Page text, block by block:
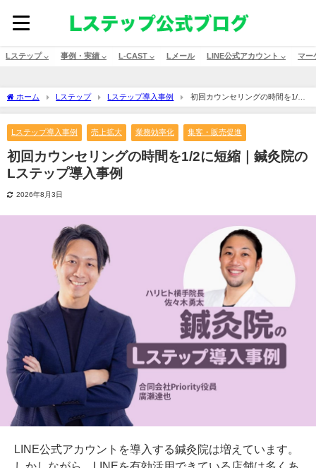
Lステップ ⌵ 事例・実績 ⌵ L-CAST ⌵ Lメール LINE公式アカウント ⌵ マー
ホーム Lステップ Lステップ導入事例
初回カウンセリングの時間を1/2
に短縮｜鍼灸院のLステップ導入事例
Lステップ導入事例 売上拡大 業務効率化 集客・販売促進
初回カウンセリングの時間を1/2に短縮｜鍼灸院の
Lステップ導入事例
2026年8月3日
LINE公式アカウントを導入する鍼灸院は増えています。